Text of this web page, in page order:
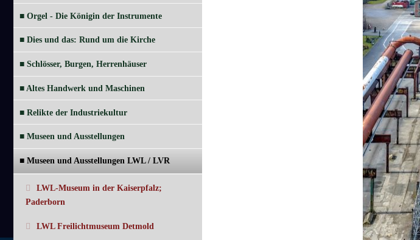
■ Orgel - Die Königin der Instrumente
■ Dies und das: Rund um die Kirche
■ Schlösser, Burgen, Herrenhäuser
■ Altes Handwerk und Maschinen
■ Relikte der Industriekultur
■ Museen und Ausstellungen
■ Museen und Ausstellungen LWL / LVR
LWL-Museum in der Kaiserpfalz;
Paderborn
LWL Freilichtmuseum Detmold